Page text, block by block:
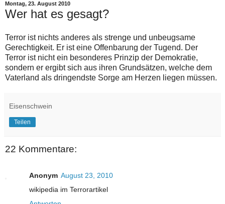
Montag, 23. August 2010
Wer hat es gesagt?
Terror ist nichts anderes als strenge und unbeugsame
Gerechtigkeit. Er ist eine Offenbarung der Tugend. Der
Terror ist nicht ein besonderes Prinzip der Demokratie,
sondern er ergibt sich aus ihren Grundsätzen, welche dem
Vaterland als dringendste Sorge am Herzen liegen müssen.
Eisenschwein
Teilen
22 Kommentare:
Anonym August 23, 2010
wikipedia im Terrorartikel